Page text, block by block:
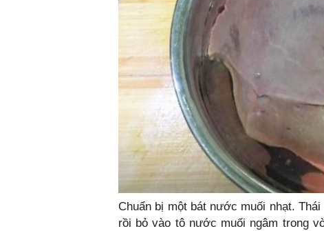
Chuẩn bị một bát nước muối nhạt.
rồi bỏ vào tô nước muối ngâm trong